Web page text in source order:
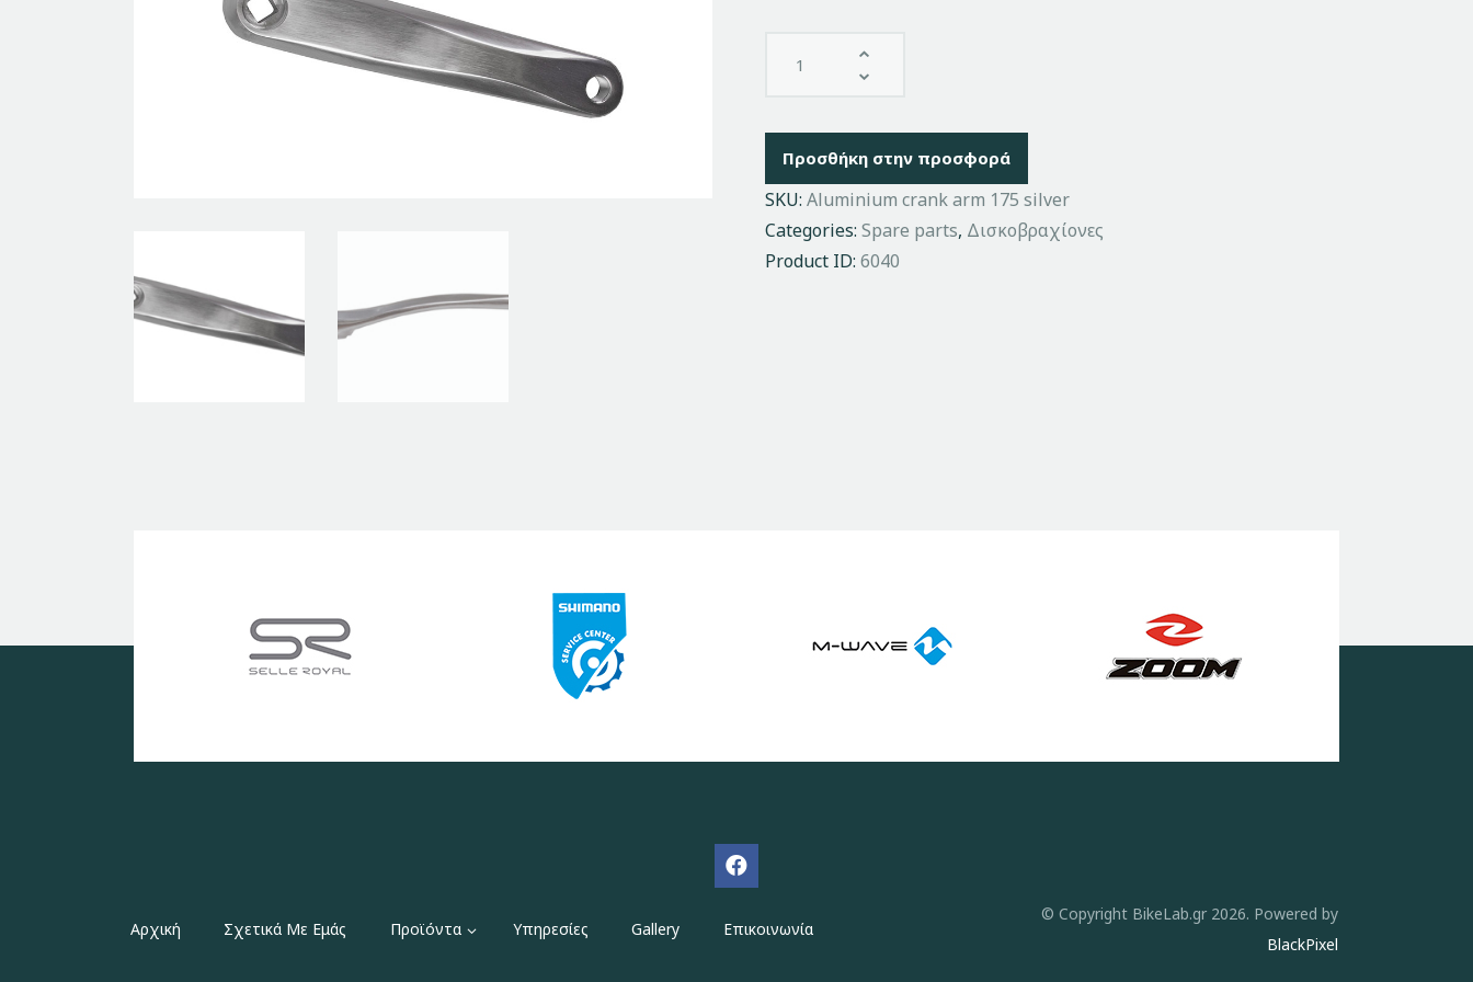
Προσθήκη στην προσφορά
SKU: Aluminium crank arm 175 silver
Categories: Spare parts, Δισκοβραχίονες
Product ID: 6040
Αρχική Σχετικά Με Εμάς Προϊόντα Υπηρεσίες Gallery Επικοινωνία
© Copyright BikeLab.gr 2026. Powered by
BlackPixel